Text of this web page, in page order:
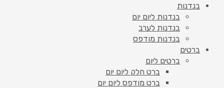
בנדנות
בנדנות ליום יום
בנדנות לערב
בנדנות מודפס
ברטים
ברטים ליום
ברט חלק ליום יום
ברט מודפס ליום יום